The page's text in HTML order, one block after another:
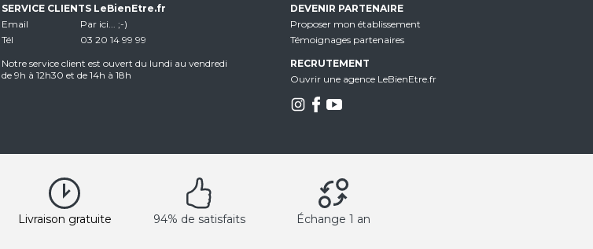
SERVICE CLIENTS LeBienEtre.fr
Email
Par ici... ;-)
Tél
03 20 14 99 99
Notre service client est ouvert du lundi au vendredi
de 9h à 12h30 et de 14h à 18h
DEVENIR PARTENAIRE
Proposer mon établissement
Témoignages partenaires
RECRUTEMENT
Ouvrir une agence LeBienEtre.fr
Livraison gratuite 94% de satisfaits Échange 1 an